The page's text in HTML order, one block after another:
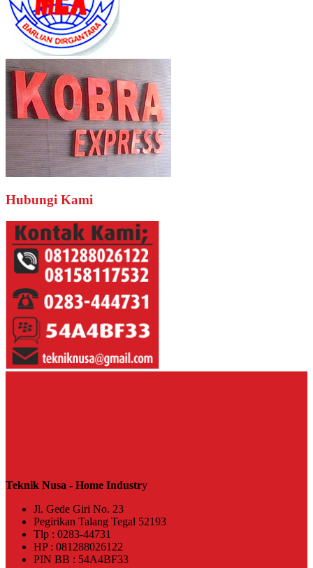
Hubungi Kami
Teknik Nusa - Home Industry
Jl. Gede Giri No. 23
Pegirikan Talang Tegal 52193
Tlp : 0283-44731
HP : 081288026122
PIN BB : 54A4BF33